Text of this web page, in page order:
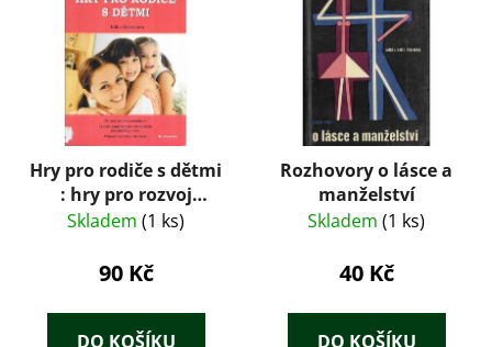
Hry pro rodiče s dětmi
: hry pro rozvoj
komunikace, aktivity
dítěte předškolního
vstup do školy
Skladem (1 ks)
90 Kč
DO KOŠÍKU
Rozhovory o lásce a
manželství
Skladem (1 ks)
40 Kč
DO KOŠÍKU